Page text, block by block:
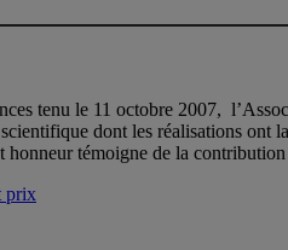
tenu le 11 octobre 2007,
dont les réalisations ont
honneur témoigne de la
prix